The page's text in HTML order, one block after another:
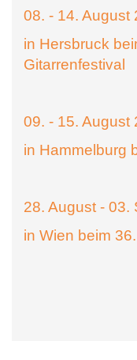
08. - 14. August
in Hersbruck
Gitarrenfestival
09. - 15. August
in Hammelburg
28. August - 03.
in Wien beim